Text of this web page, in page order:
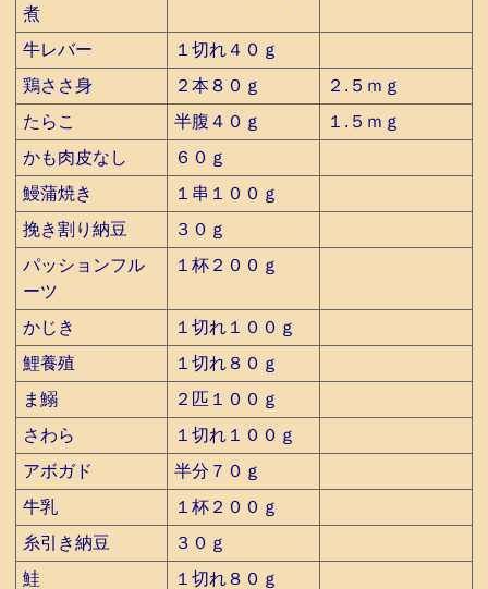
煮
牛レバー
１切れ４０ｇ
鶏ささ身
２本８０ｇ
２.５ｍｇ
たらこ
半腹４０ｇ
１.５ｍｇ
かも肉皮なし
６０ｇ
鰻蒲焼き
１串１００ｇ
挽き割り納豆
３０ｇ
パッションフル
ーツ
１杯２００ｇ
かじき
１切れ１００ｇ
鯉養殖
１切れ８０ｇ
ま鰯
２匹１００ｇ
さわら
１切れ１００ｇ
アボガド
半分７０ｇ
牛乳
１杯２００ｇ
糸引き納豆
３０ｇ
鮭
１切れ８０ｇ